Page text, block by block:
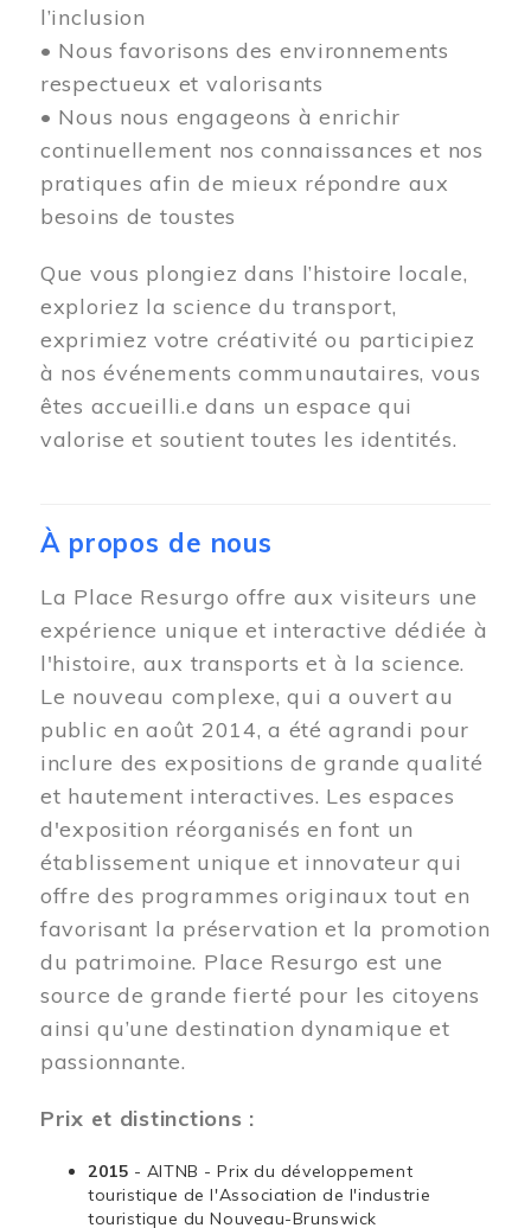
l’inclusion
• Nous favorisons des environnements
respectueux et valorisants
• Nous nous engageons à enrichir
continuellement nos connaissances et nos
pratiques afin de mieux répondre aux
besoins de toustes
Que vous plongiez dans l’histoire locale,
exploriez la science du transport,
exprimiez votre créativité ou participiez
à nos événements communautaires, vous
êtes accueilli.e dans un espace qui
valorise et soutient toutes les identités.
À propos de nous
La Place Resurgo offre aux visiteurs une
expérience unique et interactive dédiée à
l'histoire, aux transports et à la science.
Le nouveau complexe, qui a ouvert au
public en août 2014, a été agrandi pour
inclure des expositions de grande qualité
et hautement interactives. Les espaces
d'exposition réorganisés en font un
établissement unique et innovateur qui
offre des programmes originaux tout en
favorisant la préservation et la promotion
du patrimoine. Place Resurgo est une
source de grande fierté pour les citoyens
ainsi qu’une destination dynamique et
passionnante.
Prix et distinctions :
2015 - AITNB - Prix du développement
touristique de l'Association de l'industrie
touristique du Nouveau-Brunswick